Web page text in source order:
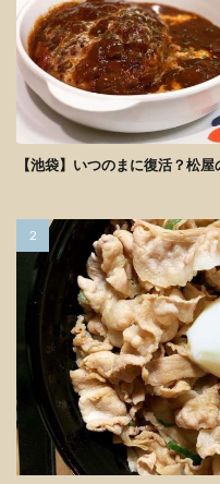
【池袋】いつのまに復活？松